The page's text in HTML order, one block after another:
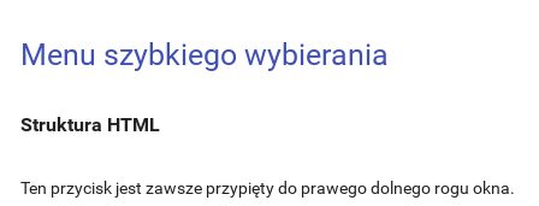
Menu szybkiego wybierania
Struktura HTML
Ten przycisk jest zawsze przypięty do prawego dolnego rogu okna.